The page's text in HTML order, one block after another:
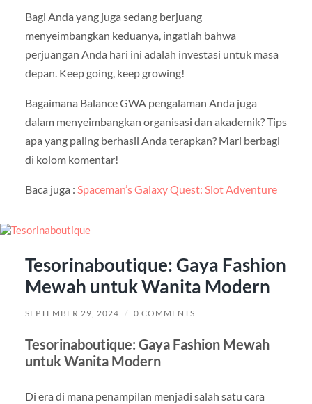
Bagi Anda yang juga sedang berjuang
menyeimbangkan keduanya, ingatlah bahwa
perjuangan Anda hari ini adalah investasi untuk masa
depan. Keep going, keep growing!
Bagaimana Balance GWA pengalaman Anda juga
dalam menyeimbangkan organisasi dan akademik? Tips
apa yang paling berhasil Anda terapkan? Mari berbagi
di kolom komentar!
Baca juga : Spaceman’s Galaxy Quest: Slot Adventure
Tesorinaboutique: Gaya Fashion
Mewah untuk Wanita Modern
SEPTEMBER 29, 2024 / 0 COMMENTS
Tesorinaboutique: Gaya Fashion Mewah
untuk Wanita Modern
Di era di mana penampilan menjadi salah satu cara